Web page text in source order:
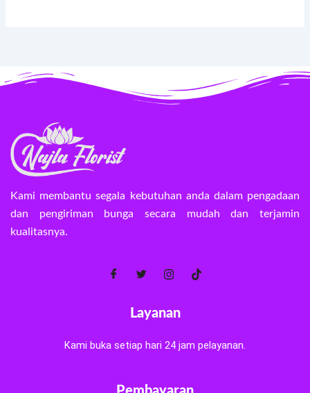
Kami membantu segala kebutuhan anda dalam pengadaan
dan pengiriman bunga secara mudah dan terjamin
kualitasnya.
Layanan
Kami buka setiap hari 24 jam pelayanan.